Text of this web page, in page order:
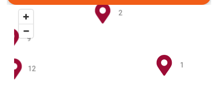
2
1
12
9